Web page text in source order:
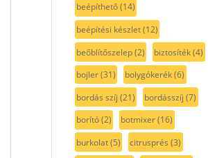
beépíthető(14)
beépítési készlet(12)
beőblítőszelep(2) biztosíték(4)
bojler(31) bolygókerék(6)
bordás szíj (21) bordásszíj (7)
borító(2) botmixer(16)
burkolat(5) citrusprés (3)